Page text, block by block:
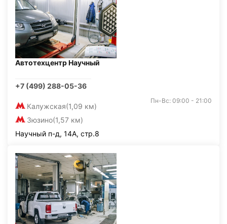
Автотехцентр Научный
+7 (499) 288-05-36
Калужская(1,09 км)
Зюзино(1,57 км)
Пн-Вс: 09:00 - 21:00
Научный п-д, 14А, стр.8